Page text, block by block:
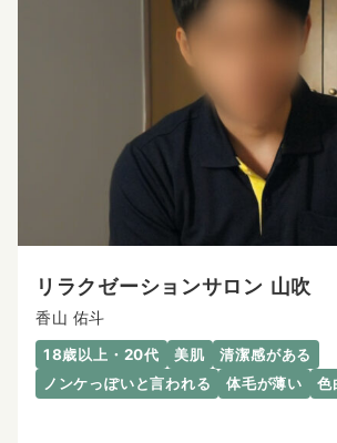
リラクゼーションサロン 山吹
香山 佑斗
18歳以上・20代 美肌
清潔感がある
ノンケっぽいと言われる
体毛が薄い 色